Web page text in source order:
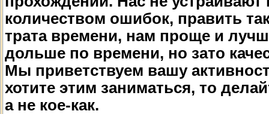
количеством ошибок, править
трата времени, нам проще и
дольше по времени, но зато
Мы приветствуем вашу
хотите этим заниматься, то
а не кое-как.